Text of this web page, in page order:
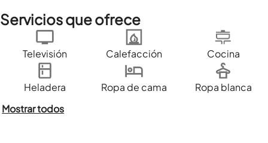
Servicios que ofrece
Televisión Calefacción Cocina
Heladera Ropa de cama
Ropa blanca
Mostrar todos